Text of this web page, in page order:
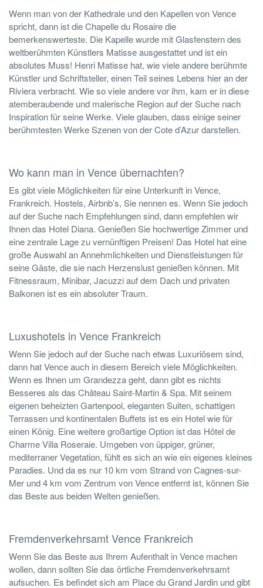
Wenn man von der Kathedrale und den Kapellen von Vence
spricht, dann ist die Chapelle du Rosaire die
bemerkenswerteste. Die Kapelle wurde mit Glasfenstern des
weltberühmten Künstlers Matisse ausgestattet und ist ein
absolutes Muss! Henri Matisse hat, wie viele andere berühmte
Künstler und Schriftsteller, einen Teil seines Lebens hier an der
Riviera verbracht. Wie so viele andere vor ihm, kam er in diese
atemberaubende und malerische Region auf der Suche nach
Inspiration für seine Werke. Viele glauben, dass einige seiner
berühmtesten Werke Szenen von der Cote d’Azur darstellen.
Wo kann man in Vence übernachten?
Es gibt viele Möglichkeiten für eine Unterkunft in Vence,
Frankreich. Hostels, Airbnb’s, Sie nennen es. Wenn Sie jedoch
auf der Suche nach Empfehlungen sind, dann empfehlen wir
Ihnen das Hotel Diana. Genießen Sie hochwertige Zimmer und
eine zentrale Lage zu vernünftigen Preisen! Das Hotel hat eine
große Auswahl an Annehmlichkeiten und Dienstleistungen für
seine Gäste, die sie nach Herzenslust genießen können. Mit
Fitnessraum, Minibar, Jacuzzi auf dem Dach und privaten
Balkonen ist es ein absoluter Traum.
Luxushotels in Vence Frankreich
Wenn Sie jedoch auf der Suche nach etwas Luxuriösem sind,
dann hat Vence auch in diesem Bereich viele Möglichkeiten.
Wenn es Ihnen um Grandezza geht, dann gibt es nichts
Besseres als das Château Saint-Martin & Spa. Mit seinem
eigenen beheizten Gartenpool, eleganten Suiten, schattigen
Terrassen und kontinentalen Buffets ist es ein Hotel wie für
einen König. Eine weitere großartige Option ist das Hôtel de
Charme Villa Roseraie. Umgeben von üppiger, grüner,
mediterraner Vegetation, fühlt es sich an wie ein eigenes kleines
Paradies. Und da es nur 10 km vom Strand von Cagnes-sur-
Mer und 4 km vom Zentrum von Vence entfernt ist, können Sie
das Beste aus beiden Welten genießen.
Fremdenverkehrsamt Vence Frankreich
Wenn Sie das Beste aus Ihrem Aufenthalt in Vence machen
wollen, dann sollten Sie das örtliche Fremdenverkehrsamt
aufsuchen. Es befindet sich am Place du Grand Jardin und gibt